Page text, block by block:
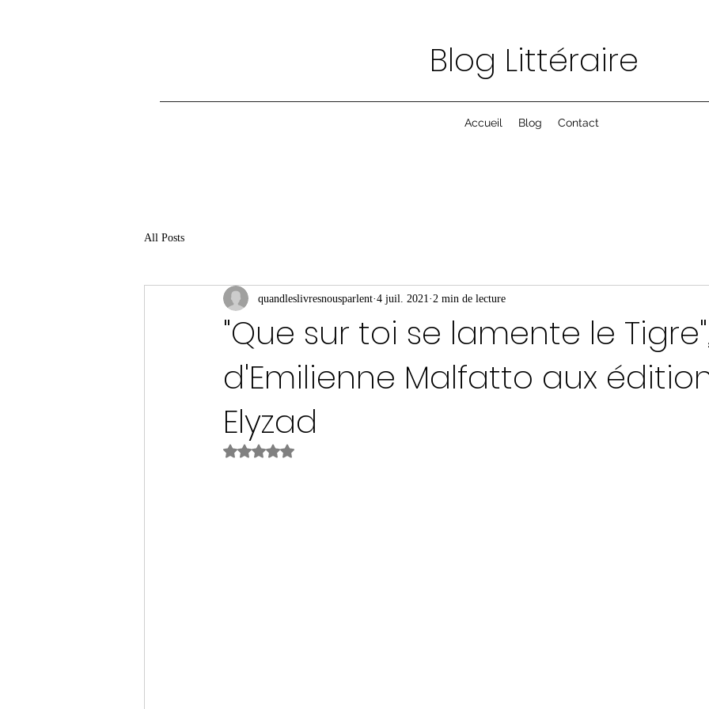
Blog Littéraire
Accueil Blog Contact
All Posts
"Que sur toi se lamente le
d'Emilienne Malfatto aux
Elyzad
quandleslivresnousparlent 4 juil. 2021 2 min de lecture
Noté NaN étoiles sur 5.